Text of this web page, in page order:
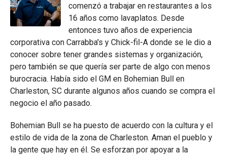
comenzó a trabajar en restaurantes a los
16 años como lavaplatos. Desde
entonces tuvo años de experiencia
corporativa con Carrabba's y Chick-fil-A donde se le dio a
conocer sobre tener grandes sistemas y organización,
pero también se que quería ser parte de algo con menos
burocracia. Había sido el GM en Bohemian Bull en
Charleston, SC durante algunos años cuando se compra el
negocio el año pasado.
Bohemian Bull se ha puesto de acuerdo con la cultura y el
estilo de vida de la zona de Charleston. Aman el pueblo y
la gente que hay en él. Se esforzan por apoyar a la